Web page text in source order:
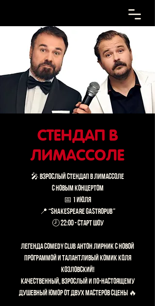
СТЕНДАП В
ЛИМАССОЛЕ
🎤 ВЗРОСЛЫЙ СТЕНДАП В ЛИМАССОЛЕ
С НОВЫМ КОНЦЕРТОМ
📅 1 июля
📍 “SHAKESPEARE GASTROPUB”
🕗 22:00 - старт шоу
Легенда Comedy Club Антон Лирник с новой
программой и талантливый комик Коля
Козловский!
Качественный, взрослый и по-настоящему
душевный юмор от двух мастеров сцены 🔥